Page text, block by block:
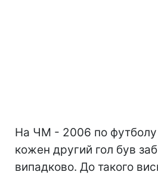
На ЧМ - 2006 по
кожен другий гол був
випадково. До такого